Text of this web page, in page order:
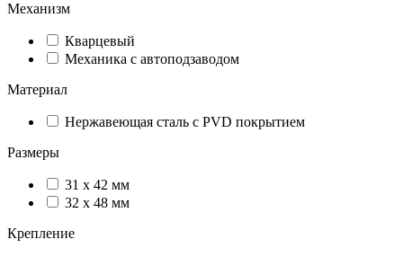
Механизм
Кварцевый
Механика с автоподзаводом
Материал
Нержавеющая сталь с PVD покрытием
Размеры
31 x 42 мм
32 x 48 мм
Крепление